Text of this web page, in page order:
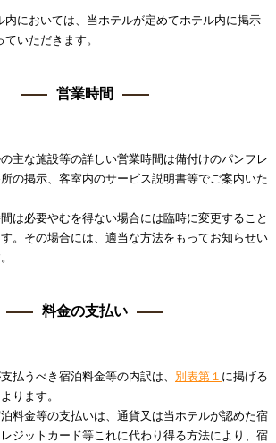
内においては、当ホテルが定めてホテル内に掲示
いただきます。
営業時間
主な施設等の詳しい営業時間は備付けのパンフレ
の掲示、客室内のサービス説明書等でご案内いた
は必要やむを得ない場合には臨時に変更すること
。その場合には、適当な方法をもってお知らせい
料金の支払い
払うべき宿泊料金等の内訳は、 別表第１ に掲げる
ります。
料金等の支払いは、通貨又は当ホテルが認めた宿
ジットカード等これに代わり得る方法により、宿